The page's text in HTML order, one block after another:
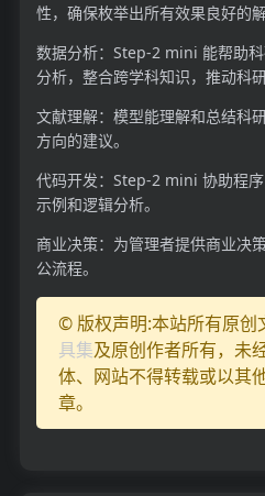
性，确保枚举出所有效果良好的解
数据分析：Step-2 mini 能帮助
分析，整合跨学科知识，推动科研
文献理解：模型能理解和总结科
方向的建议。
代码开发：Step-2 mini 协助程
示例和逻辑分析。
商业决策：为管理者提供商业决
公流程。
© 版权声明:本站所有原创
具集及原创作者所有，未
体、网站不得转载或以其
章。